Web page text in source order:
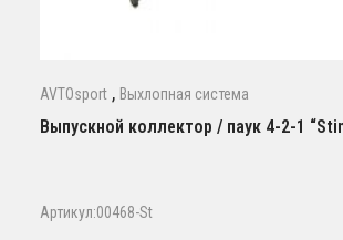
AVTOsport , Выхлопная система
Выпускной коллектор / паук 4-2-1
Артикул:00468-St